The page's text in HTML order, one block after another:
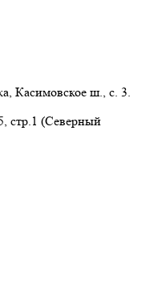
Касимовское ш., с. 3.
стр.1 (Северный